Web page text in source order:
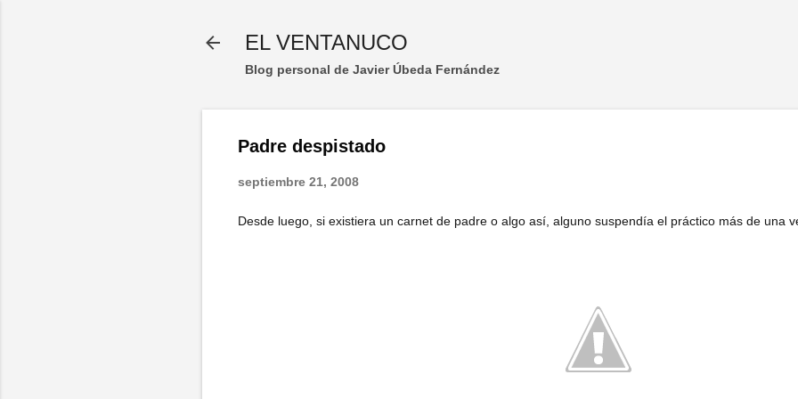
EL VENTANUCO
Blog personal de Javier Úbeda Fernández
Padre despistado
septiembre 21, 2008
Desde luego, si existiera un carnet de padre o algo así, alguno suspendía el práctico más de una